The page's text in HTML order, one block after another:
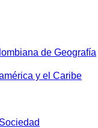
de Geografía
y el Caribe